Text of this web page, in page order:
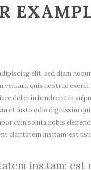
elit, sed diam
veniam, quis nostrud
dolor in hendrerit in
et iusto odio dignissim
cum soluta nobis
claritatem insitam; est
insitam;